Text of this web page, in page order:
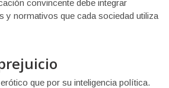
convincente debe integrar
normativos que cada sociedad utiliza
que por su inteligencia política.